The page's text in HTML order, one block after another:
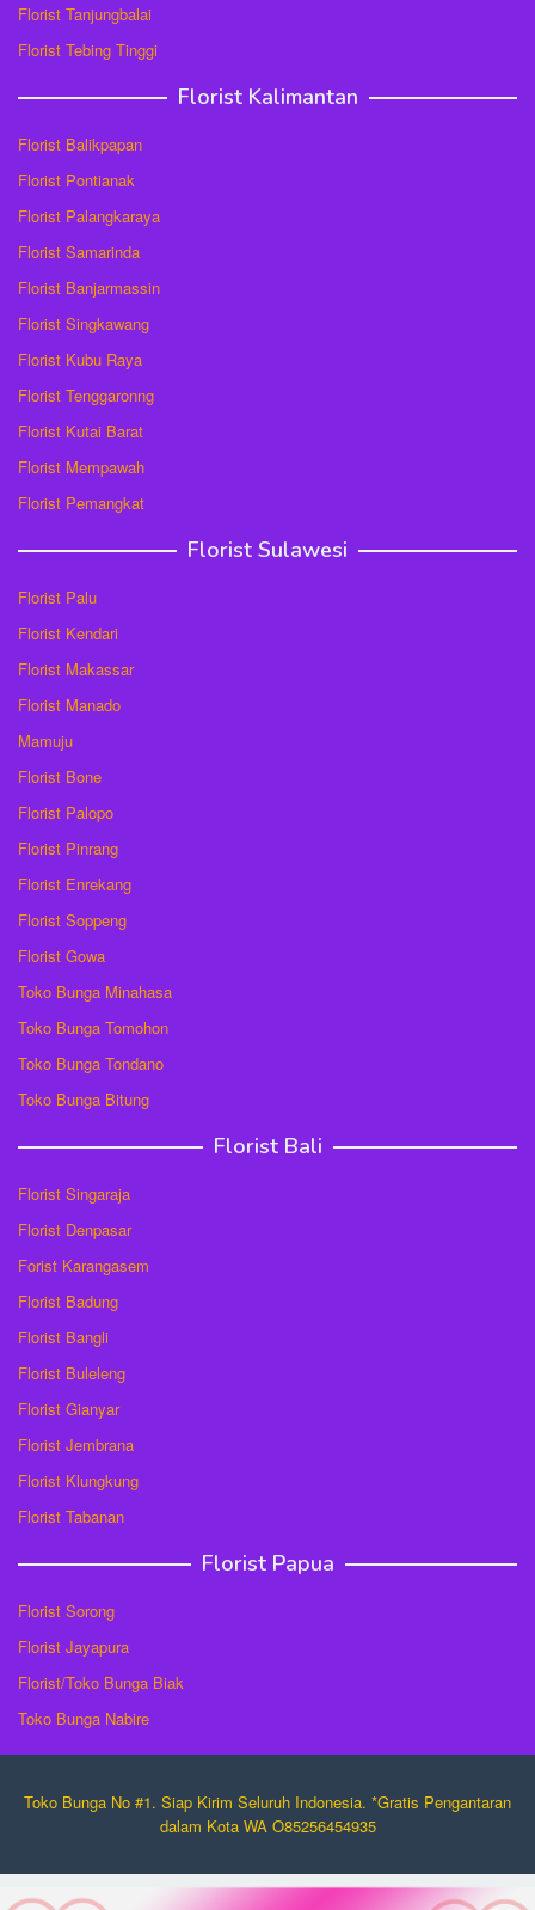
Florist Tanjungbalai
Florist Tebing Tinggi
Florist Kalimantan
Florist Balikpapan
Florist Pontianak
Florist Palangkaraya
Florist Samarinda
Florist Banjarmassin
Florist Singkawang
Florist Kubu Raya
Florist Tenggaronng
Florist Kutai Barat
Florist Mempawah
Florist Pemangkat
Florist Sulawesi
Florist Palu
Florist Kendari
Florist Makassar
Florist Manado
Mamuju
Florist Bone
Florist Palopo
Florist Pinrang
Florist Enrekang
Florist Soppeng
Florist Gowa
Toko Bunga Minahasa
Toko Bunga Tomohon
Toko Bunga Tondano
Toko Bunga Bitung
Florist Bali
Florist Singaraja
Florist Denpasar
Forist Karangasem
Florist Badung
Florist Bangli
Florist Buleleng
Florist Gianyar
Florist Jembrana
Florist Klungkung
Florist Tabanan
Florist Papua
Florist Sorong
Florist Jayapura
Florist/Toko Bunga Biak
Toko Bunga Nabire
Toko Bunga No #1. Siap Kirim Seluruh Indonesia. *Gratis Pengantaran
dalam Kota WA O85256454935